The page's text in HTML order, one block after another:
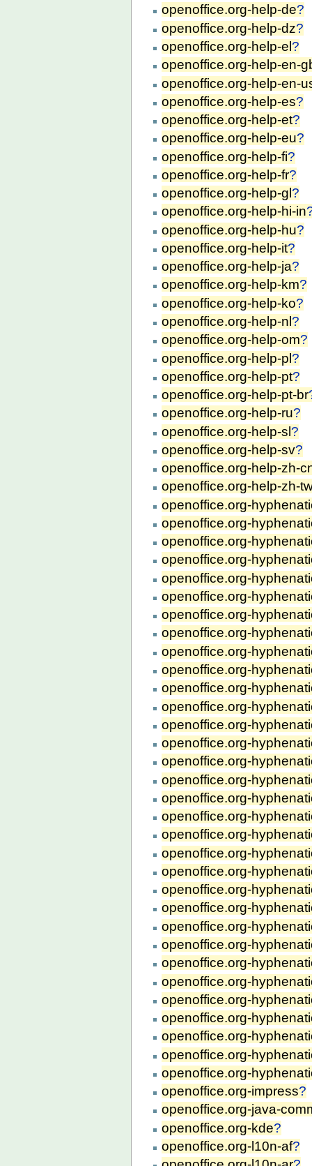
openoffice.org-help-de?
openoffice.org-help-dz?
openoffice.org-help-el ?
openoffice.org-help-en-
openoffice.org-help-en-
openoffice.org-help-es?
openoffice.org-help-et?
openoffice.org-help-eu?
openoffice.org-help-fi?
openoffice.org-help-fr?
openoffice.org-help-gl ?
openoffice.org-help-hi-in
openoffice.org-help-hu?
openoffice.org-help-it?
openoffice.org-help-ja?
openoffice.org-help-km?
openoffice.org-help-ko?
openoffice.org-help-nl ?
openoffice.org-help-om?
openoffice.org-help-pl?
openoffice.org-help-pt?
openoffice.org-help-pt-br
openoffice.org-help-ru?
openoffice.org-help-sl?
openoffice.org-help-sv?
openoffice.org-help-zh-
openoffice.org-help-zh-
openoffice.org-
openoffice.org-
openoffice.org-
openoffice.org-
openoffice.org-
openoffice.org-
openoffice.org-
openoffice.org-
openoffice.org-
openoffice.org-
openoffice.org-
openoffice.org-
openoffice.org-
openoffice.org-
openoffice.org-
openoffice.org-
openoffice.org-
openoffice.org-
openoffice.org-
openoffice.org-
openoffice.org-
openoffice.org-
openoffice.org-
openoffice.org-
openoffice.org-
openoffice.org-
openoffice.org-
openoffice.org-
openoffice.org-
openoffice.org-
openoffice.org-
openoffice.org-
openoffice.org-impress?
openoffice.org-java-
openoffice.org-kde?
openoffice.org-l10n-af?